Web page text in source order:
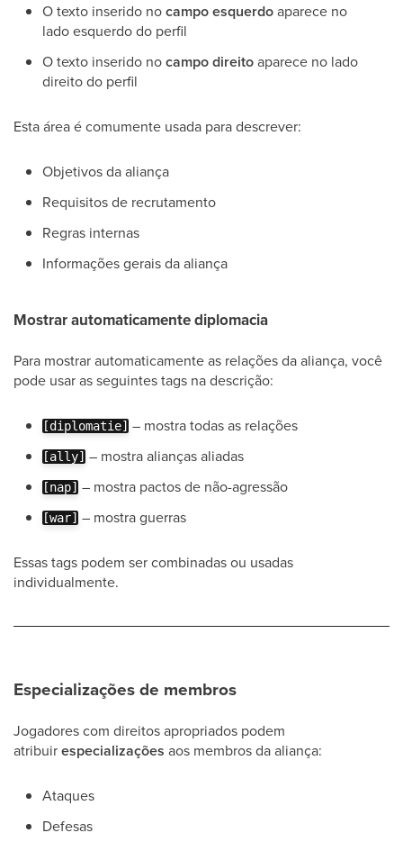
O texto inserido nocampo esquerdoaparece no
lado esquerdo do perfil
O texto inserido nocampo direitoaparece no lado
direito do perfil
Esta área é comumente usada para descrever:
Objetivos da aliança
Requisitos de recrutamento
Regras internas
Informações gerais da aliança
Mostrar automaticamente diplomacia
Para mostrar automaticamente as relações da aliança, você
pode usar as seguintes tags na descrição:
[diplomatie] – mostra todas as relações
[ally] – mostra alianças aliadas
[nap] – mostra pactos de não-agressão
[war] – mostra guerras
Essas tags podem ser combinadas ou usadas
individualmente.
Especializações de membros
Jogadores com direitos apropriados podem
atribuirespecializações aos membros da aliança:
Ataques
Defesas